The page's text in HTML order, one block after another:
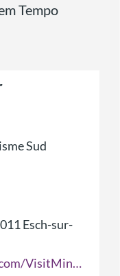
Tempo
Sud
Esch-sur-
https://www.facebook.com/VisitMinett